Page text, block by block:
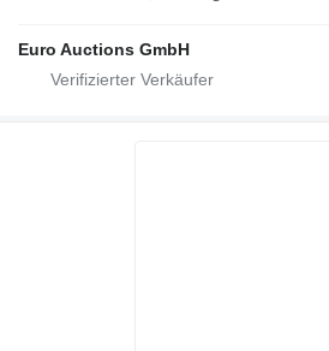
Euro Auctions GmbH